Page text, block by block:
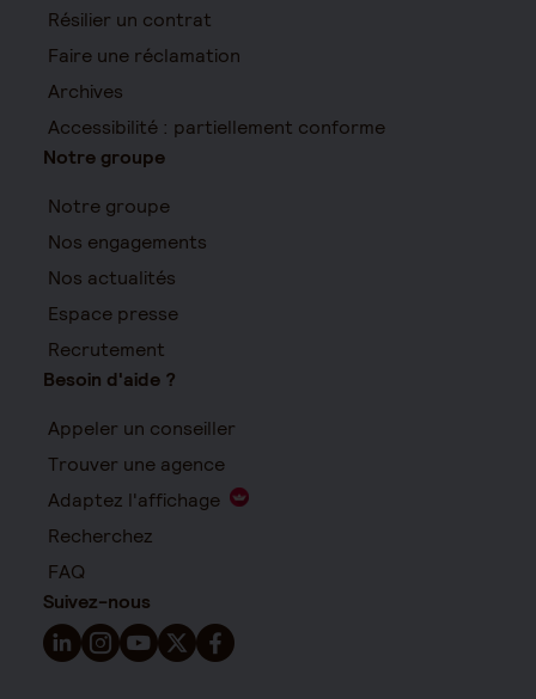
Résilier un contrat
Faire une réclamation
Archives
Accessibilité : partiellement conforme
Notre groupe
Notre groupe
Nos engagements
Nos actualités
Espace presse
Recrutement
Besoin d'aide ?
Appeler un conseiller
Trouver une agence
Adaptez l'affichage
Recherchez
FAQ
Suivez-nous
Suivez-nous sur LinkedIn - Nouvelle fenêtre
Suivez-nous sur Instagram - Nouvelle fenêtre
Suivez-nous sur YouTube - Nouvelle fenêtre
Suivez-nous sur X - Nouvelle fenêtre
Suivez-nous sur Facebook - Nouvelle